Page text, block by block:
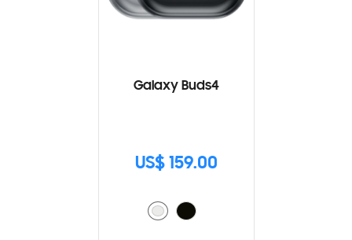
Galaxy Buds4
US$ 159.00